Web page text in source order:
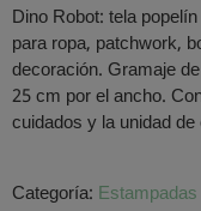
Dino Robot: tela
para ropa, patchwork,
decoración. Gramaje
25 cm por el ancho.
cuidados y la unidad
Categoría: Estampadas